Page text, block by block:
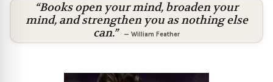
“Books open your mind, broaden your
mind, and strengthen you as nothing else
can.”
— William Feather